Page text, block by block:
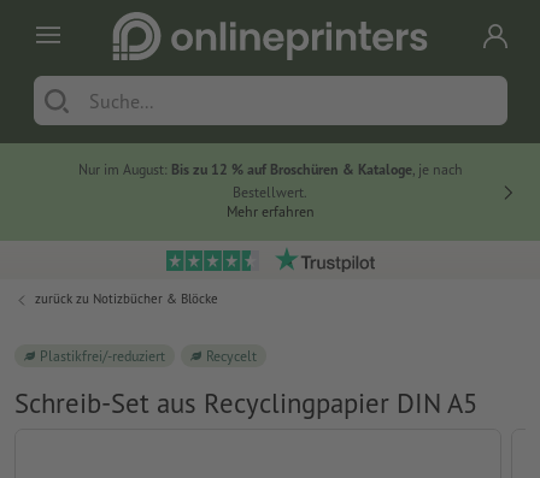
Nur im August: Bis zu 12 % auf Broschüren & Kataloge, je nach
Bestellwert.
Mehr erfahren
zurück zu Notizbücher & Blöcke
Plastikfrei/-reduziert Recycelt
Schreib-Set aus Recyclingpapier DIN A5